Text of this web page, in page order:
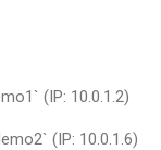
(IP: 10.0.1.2)
(IP: 10.0.1.6)